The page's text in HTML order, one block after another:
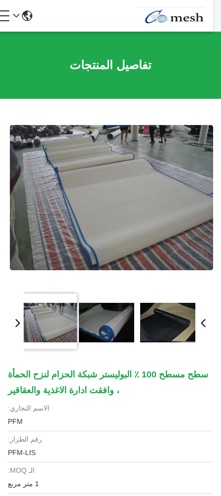
تفاصيل المنتجات
سطح مسطح 100 ٪ البوليستر شبكة الحزام لنزح الحمأة
، وافقت ادارة الاغذية والعقاقير
الاسم التجاري:
PFM
رقم الطراز:
PFM-LIS
الـ MOQ: